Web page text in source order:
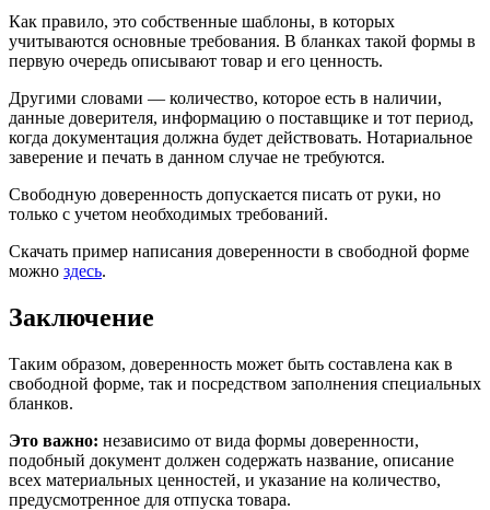
Как правило, это собственные шаблоны, в которых
учитываются основные требования. В бланках такой формы в
первую очередь описывают товар и его ценность.
Другими словами — количество, которое есть в наличии,
данные доверителя, информацию о поставщике и тот период,
когда документация должна будет действовать. Нотариальное
заверение и печать в данном случае не требуются.
Свободную доверенность допускается писать от руки, но
только с учетом необходимых требований.
Скачать пример написания доверенности в свободной форме
можно здесь.
Заключение
Таким образом, доверенность может быть составлена как в
свободной форме, так и посредством заполнения специальных
бланков.
Это важно: независимо от вида формы доверенности,
подобный документ должен содержать название, описание
всех материальных ценностей, и указание на количество,
предусмотренное для отпуска товара.